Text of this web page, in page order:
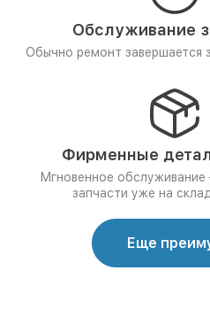
Обслуживание
Обычно ремонт завершается
Фирменные
Мгновенное
запчасти уже на
Еще